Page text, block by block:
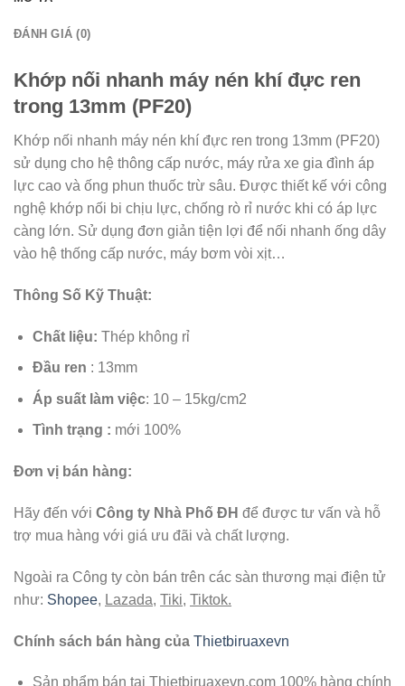
ĐÁNH GIÁ (0)
Khớp nối nhanh máy nén khí đực ren
trong 13mm (PF20)
Khớp nối nhanh máy nén khí đực ren trong 13mm (PF20)
sử dụng cho hệ thông cấp nước, máy rửa xe gia đình áp
lực cao và ống phun thuốc trừ sâu. Được thiết kế với công
nghệ khớp nối bi chịu lực, chống rò rỉ nước khi có áp lực
càng lớn. Sử dụng đơn giản tiện lợi để nối nhanh ống dây
vào hệ thống cấp nước, máy bơm vòi xịt…
Thông Số Kỹ Thuật:
Chất liệu: Thép không rỉ
Đầu ren : 13mm
Áp suất làm việc: 10 – 15kg/cm2
Tình trạng : mới 100%
Đơn vị bán hàng:
Hãy đến với Công ty Nhà Phố ĐH để được tư vấn và hỗ
trợ mua hàng với giá ưu đãi và chất lượng.
Ngoài ra Công ty còn bán trên các sàn thương mại điện tử
như: Shopee, Lazada, Tiki, Tiktok.
Chính sách bán hàng của Thietbiruaxevn
Sản phẩm bán tại Thietbiruaxevn.com 100% hàng chính